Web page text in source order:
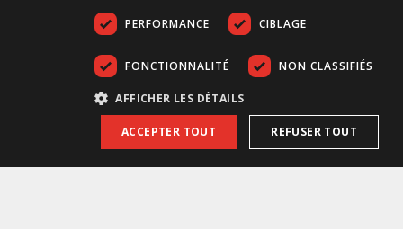
PERFORMANCE CIBLAGE
FONCTIONNALITÉ NON CLASSIFIÉS
AFFICHER LES DÉTAILS
ACCEPTER TOUT REFUSER TOUT